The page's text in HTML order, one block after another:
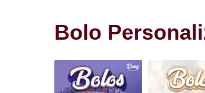
Bolo